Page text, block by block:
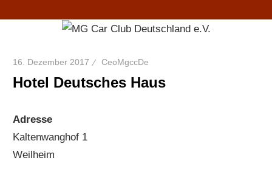
16. Dezember 2017 CeoMgccDe
Hotel Deutsches Haus
Adresse
Kaltenwanghof 1
Weilheim